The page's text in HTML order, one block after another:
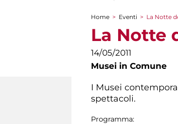
Tu sei qui
Home > Eventi > La Notte
La Notte
14/05/2011
Musei in Comune
I Musei
spettacoli.
Programma: